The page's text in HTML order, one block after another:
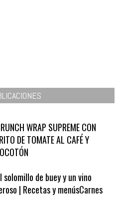
WRAP SUPREME CON
DE TOMATE AL CAFÉ Y
solomillo de buey y un vino
| Recetas y menúsCarnes